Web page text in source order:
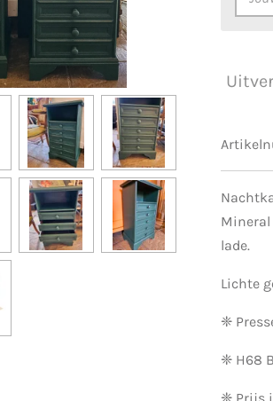
lade.
Lichte
❈
❈ H68
❈ Prijs